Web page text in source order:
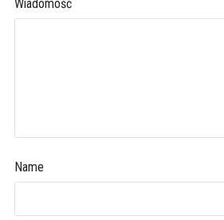
Wiadomość
Name